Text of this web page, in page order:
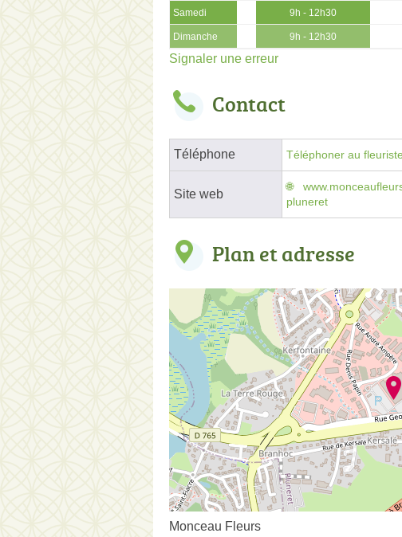
Samedi 9h - 12h30
Dimanche 9h - 12h30
Signaler une erreur
Contact
Téléphone Téléphoner au fleuriste
Site web
pluneret
Plan et adresse
Monceau Fleurs